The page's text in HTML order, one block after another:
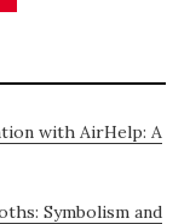
with AirHelp: A
Symbolism and